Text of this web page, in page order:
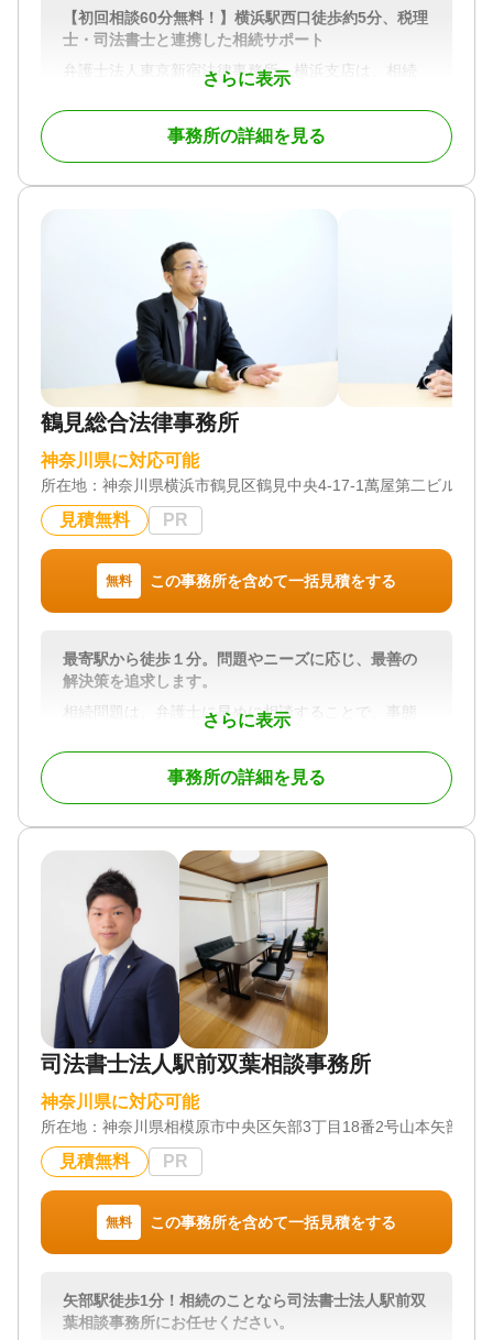
さらに表示
【初回相談60分無料！】横浜駅西口徒歩約5分、税理
士・司法書士と連携した相続サポート
弁護士法人東京新宿法律事務所 横浜支店は、相続
問題が得意な法律事務所です。グループ内の税理士
法人、提携司法書士と密に連携し、お客様の相続に
関するお悩みに対応しています。
①初回相談60分無料｜相続人調査から遺留分まで実
や費用についてご説明いたします。相続に関するご
相談は、初回60分に限り無料です。
相続人調査では、戸籍謄本の収集による法定相続人
の確定に加え、金融機関・不動産の名寄帳調査、遺
言の有無の確認までを一括して対応します。
遺留分侵害額請求では、遺留分額の算定基礎となる
生前贈与の内容まで調査したうえで、適正な金額の
内容についてご不明な点がありましたら、お気軽に
お尋ねください。
②新宿・横浜・大宮・千葉の4拠点｜オンライン相談
も可能
横浜支店（横浜駅西口徒歩約5分）のほか、新宿本
店・埼玉（大宮）・千葉にも拠点を展開しており、
お電話・メール・専用フォームでお問い合わせくだ
さい。お近くの拠点への直接相談、または電話・オ
ンラインでのご相談もご利用いただけます。朝7時か
ら夜22時まで、土日祝日も受付しております。
提携司法書士とも連携する体制を整えています。
相続税申告が必要なケースでは税理士法人と連携
し、生前贈与を活用した相続税対策から申告までワ
ンストップで対応。
2024年4月の相続登記義務化にも、提携司法書士と連
携して不動産の名義変更・登記手続きまで対応しま
す。
相続専門チームの弁護士が専任で対応するため、遺
お困りごとを1つの窓口でご相談いただけます。
【弁護士法人東京新宿法律事務所 横浜支店の無料
相談でできること】
・相続人調査（戸籍謄本の収集・金融機関・不動産
の名寄帳調査）を任せたい
・遺留分侵害額請求について、生前贈与も含めて適
正な金額を知りたい
窓口を探している
事務所の詳細を見る
鶴見総合法律事務所
神奈川県に対応可能
所在地： 神奈川県横浜市鶴見区鶴見中央4-17-1萬屋第二ビル205
見積無料 PR
無料 この事務所を含めて一括見積をする
さらに表示
最寄駅から徒歩１分。問題やニーズに応じ、最善の
解決策を追求します。
相続問題は、弁護士に早めに相談することで、事態
が複雑化する前に問題を解決し、納得のいく相続を
実現できる可能性が高くなります。
当事務所ではこれまで、相続に関する幅広いご相談
に対応してきました。
相続は、相続人同士の関係が密接であるがゆえに、
感情的になり、意見の対立が生じやすいものです。
遺産をめぐり対立している状態で、相手と直接顔を
合わせて話し合うこと自体が精神的に大きな負担と
なります。
相続問題を弁護士に依頼することで、相手との交渉
を弁護士に任せ、負担を大きく軽減できます。
当事務所では、遺言書作成などの生前対策から、遺
で、包括的なサポートを提供します。
相続トラブルの内容は多様で、一人で解決すること
が困難な場合が多いです。そのような状況で話がこ
じれたまま無理に相続手続きを進めると、家族関係
の悪化にもつながりかねません。
相続でで問題が発生したときは、弁護士を介入させ
ることで冷静な話し合いが可能となります。
す。
問題の早期解決のためには、深刻な事態になる前に
事務所の詳細を見る
司法書士法人駅前双葉相談事務所
神奈川県に対応可能
所在地： 神奈川県相模原市中央区矢部3丁目18番2号山本矢部ビ
見積無料 PR
無料 この事務所を含めて一括見積をする
矢部駅徒歩1分！相続のことなら司法書士法人駅前双
葉相談事務所にお任せください。